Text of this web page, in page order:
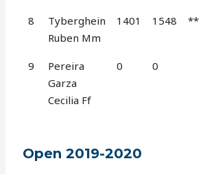
8
Tyberghein
Ruben Mm
1401 1548 **
9
Pereira
Garza
Cecilia Ff
0 0
Open 2019-2020